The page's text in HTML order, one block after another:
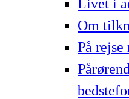
Livet i
Om
På